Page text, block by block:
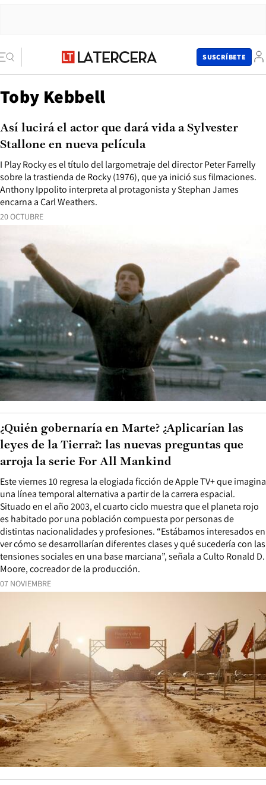
SUSCRÍBETE
Toby Kebbell
20 OCTUBRE
I Play Rocky es el título del largometraje del director Peter Farrelly
sobre la trastienda de Rocky (1976), que ya inició sus filmaciones.
Anthony Ippolito interpreta al protagonista y Stephan James
encarna a Carl Weathers.
Así lucirá el actor que dará vida a Sylvester
Stallone en nueva película
07 NOVIEMBRE
Este viernes 10 regresa la elogiada ficción de Apple TV+ que imagina
una línea temporal alternativa a partir de la carrera espacial.
Situado en el año 2003, el cuarto ciclo muestra que el planeta rojo
es habitado por una población compuesta por personas de
distintas nacionalidades y profesiones. “Estábamos interesados en
ver cómo se desarrollarían diferentes clases y qué sucedería con las
tensiones sociales en una base marciana”, señala a Culto Ronald D.
Moore, cocreador de la producción.
¿Quién gobernaría en Marte? ¿Aplicarían las
leyes de la Tierra?: las nuevas preguntas que
arroja la serie For All Mankind